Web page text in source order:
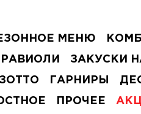
МЕНЮ
ЗАКУСКИ
ГАРНИРЫ
ПРОЧЕЕ